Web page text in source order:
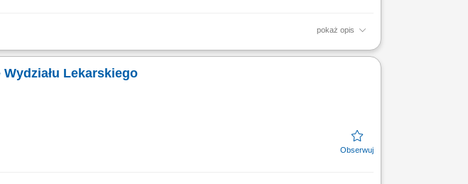
pokaż opis
w realizacji codziennych zadań operacyjnych i administracyjnych. Dbanie o
Lekarskiego